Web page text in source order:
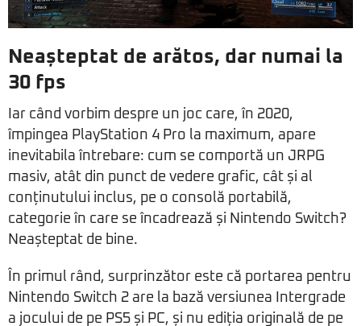
Neașteptat de arătos, dar numai la
30 fps
Iar când vorbim despre un joc care, în 2020,
împingea PlayStation 4 Pro la maximum, apare
inevitabila întrebare: cum se comportă un JRPG
masiv, atât din punct de vedere grafic, cât și al
conținutului inclus, pe o consolă portabilă,
categorie în care se încadrează și Nintendo Switch?
Neașteptat de bine.
În primul rând, surprinzător este că portarea pentru
Nintendo Switch 2 are la bază versiunea Intergrade
a jocului de pe PS5 și PC, și nu ediția originală de pe